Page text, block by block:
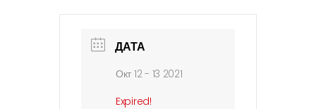
ДАТА
Окт 12 - 13 2021
Expired!